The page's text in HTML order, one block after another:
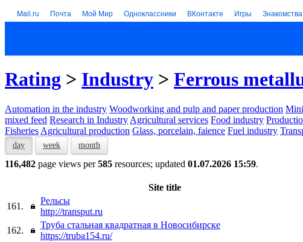
Mail.ru Почта Мой Мир Одноклассники ВКонтакте Игры Знакомства
Rating > Industry > Ferrous
Automation in the industry Woodworking and pulp and paper production
mixed feed Research in Industry Agricultural services Food industry
Fisheries Agricultural production Glass, porcelain, faience Fuel industry
day week month
116,482 page views per585 resources; updated 01.07.2026 15:59.
Site title
161.
Рельсы
http://transput.ru
162.
Труба стальная квадратная в Новосибирске
https://truba154.ru/